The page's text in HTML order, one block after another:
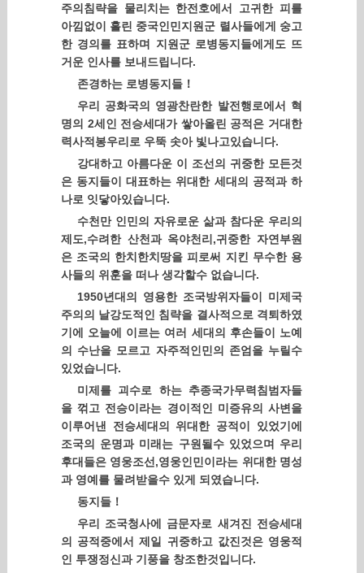
주의침략을 물리치는 한전호에서 고귀한 피를
아낌없이 흘린 중국인민지원군 렬사들에게 숭고
한 경의를 표하며 지원군 로병동지들에게도 뜨
거운 인사를 보내드립니다.
존경하는 로병동지들！
우리 공화국의 영광찬란한 발전행로에서 혁
명의 2세인 전승세대가 쌓아올린 공적은 거대한
력사적봉우리로 우뚝 솟아 빛나고있습니다.
강대하고 아름다운 이 조선의 귀중한 모든것
은 동지들이 대표하는 위대한 세대의 공적과 하
나로 잇닿아있습니다.
수천만 인민의 자유로운 삶과 참다운 우리의
제도,수려한 산천과 옥야천리,귀중한 자연부원
은 조국의 한치한치땅을 피로써 지킨 무수한 용
사들의 위훈을 떠나 생각할수 없습니다.
1950년대의 영용한 조국방위자들이 미제국
주의의 날강도적인 침략을 결사적으로 격퇴하였
기에 오늘에 이르는 여러 세대의 후손들이 노예
의 수난을 모르고 자주적인민의 존엄을 누릴수
있었습니다.
미제를 괴수로 하는 추종국가무력침범자들
을 꺾고 전승이라는 경이적인 미증유의 사변을
이루어낸 전승세대의 위대한 공적이 있었기에
조국의 운명과 미래는 구원될수 있었으며 우리
후대들은 영웅조선,영웅인민이라는 위대한 명성
과 영예를 물려받을수 있게 되였습니다.
동지들！
우리 조국청사에 금문자로 새겨진 전승세대
의 공적중에서 제일 귀중하고 값진것은 영웅적
인 투쟁정신과 기풍을 창조한것입니다.